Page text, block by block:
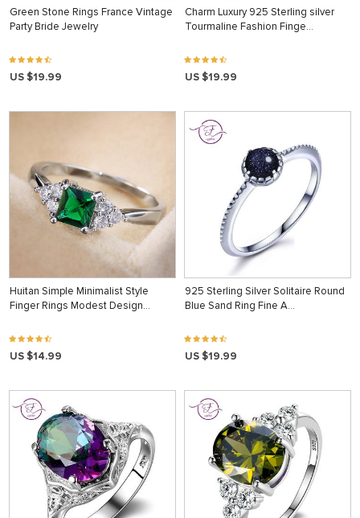
Green Stone Rings France Vintage
Party Bride Jewelry
US $19.99
Charm Luxury 925 Sterling silver
Tourmaline Fashion Finge…
US $19.99
Huitan Simple Minimalist Style
Finger Rings Modest Design…
US $14.99
925 Sterling Silver Solitaire Round
Blue Sand Ring Fine A…
US $19.99